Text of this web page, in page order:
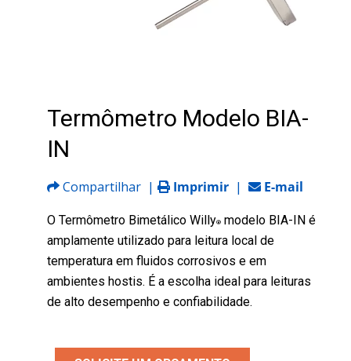
Termômetro Modelo BIA-
IN
Compartilhar | Imprimir | E-mail
O Termômetro Bimetálico Willy® modelo BIA-IN é
amplamente utilizado para leitura local de
temperatura em fluidos corrosivos e em
ambientes hostis. É a escolha ideal para leituras
de alto desempenho e confiabilidade.